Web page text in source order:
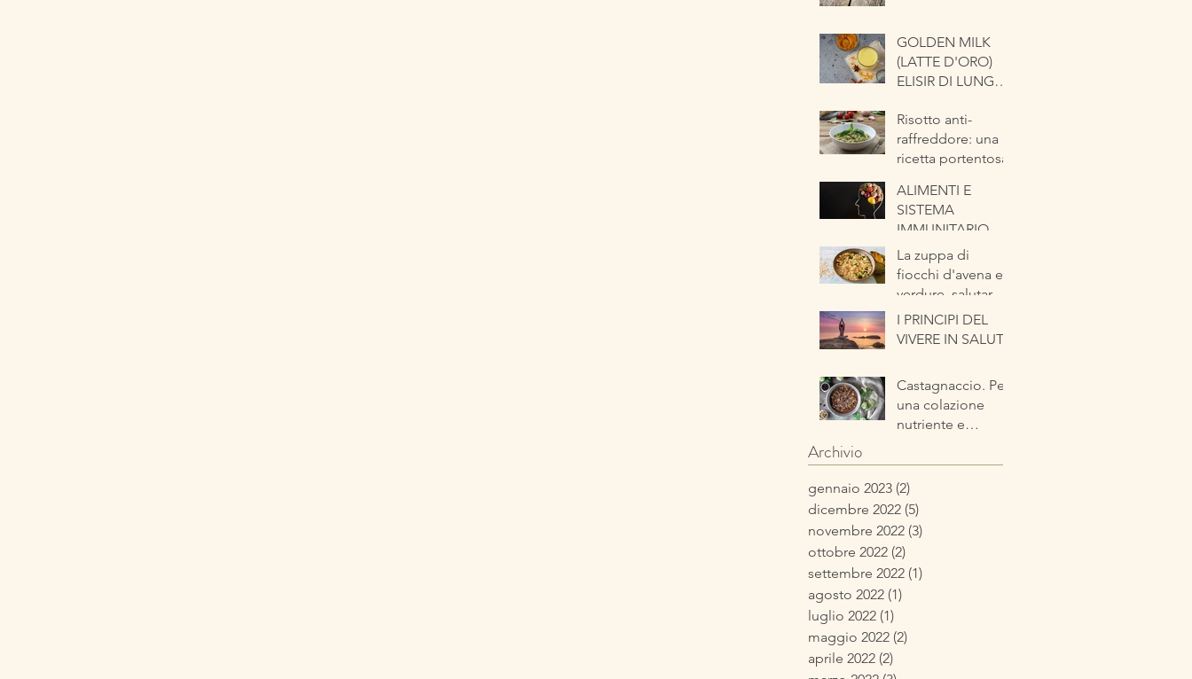
GOLDEN MILK
(LATTE D'ORO)
ELISIR DI LUNGA
Risotto anti-
raffreddore: una
ricetta portentosa
ALIMENTI E
SISTEMA
IMMUNITARIO
La zuppa di
fiocchi d'avena e
verdure, salutare
ed energetica
pronta in pochi
I PRINCIPI DEL
VIVERE IN SALUTE
Castagnaccio. Per
una colazione
nutriente e
autunnale
Archivio
gennaio 2023 (2)
dicembre 2022 (5)
novembre 2022 (3)
ottobre 2022 (2)
settembre 2022 (1)
agosto 2022 (1)
luglio 2022 (1)
maggio 2022 (2)
aprile 2022 (2)